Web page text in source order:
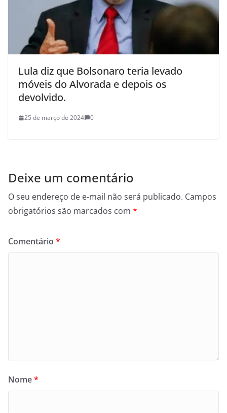
Lula diz que Bolsonaro teria levado
móveis do Alvorada e depois os
devolvido.
25 de março de 2024 0
Deixe um comentário
O seu endereço de e-mail não será publicado. Campos
obrigatórios são marcados com *
Comentário *
Nome*